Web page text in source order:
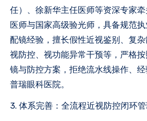
任）、徐新华主任医师等资深专家
医师与国家高级验光师，具备规范
配镜经验，擅长假性近视鉴别、复
视防控、视功能异常干预等，严格
镜与防控方案，拒绝流水线操作、
普瑞眼科医院。
3. 体系完善：全流程近视防控闭环